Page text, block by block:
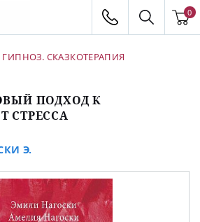
0
СКАЗКОТЕРАПИЯ
ПОДХОД К
СТРЕССА
Э.